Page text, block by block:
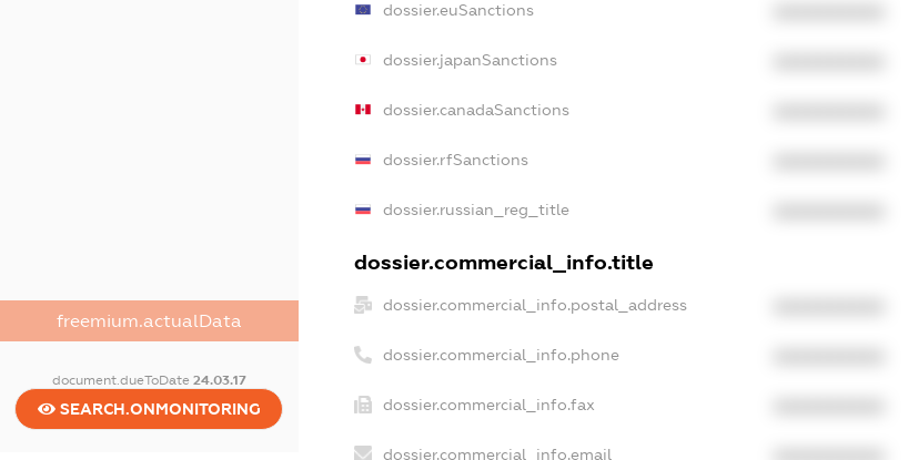
freemium.actualData
document.dueToDate 24.03.17
SEARCH.ONMONITORING
dossier.euSanctions
dossier.japanSanctions
dossier.canadaSanctions
dossier.rfSanctions
dossier.russian_reg_title
dossier.commercial_info.title
dossier.commercial_info.postal_address
dossier.commercial_info.phone
dossier.commercial_info.fax
dossier.commercial_info.email